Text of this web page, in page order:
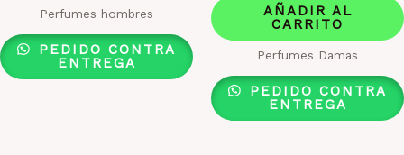
Perfumes hombres
PEDIDO CONTRA
ENTREGA
AÑADIR AL
CARRITO
Perfumes Damas
PEDIDO CONTRA
ENTREGA